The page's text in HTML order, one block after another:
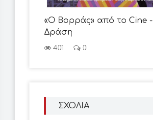
«Ο Βορράς» από το Cine -
Δράση
401 0
ΣΧΟΛΙΑ